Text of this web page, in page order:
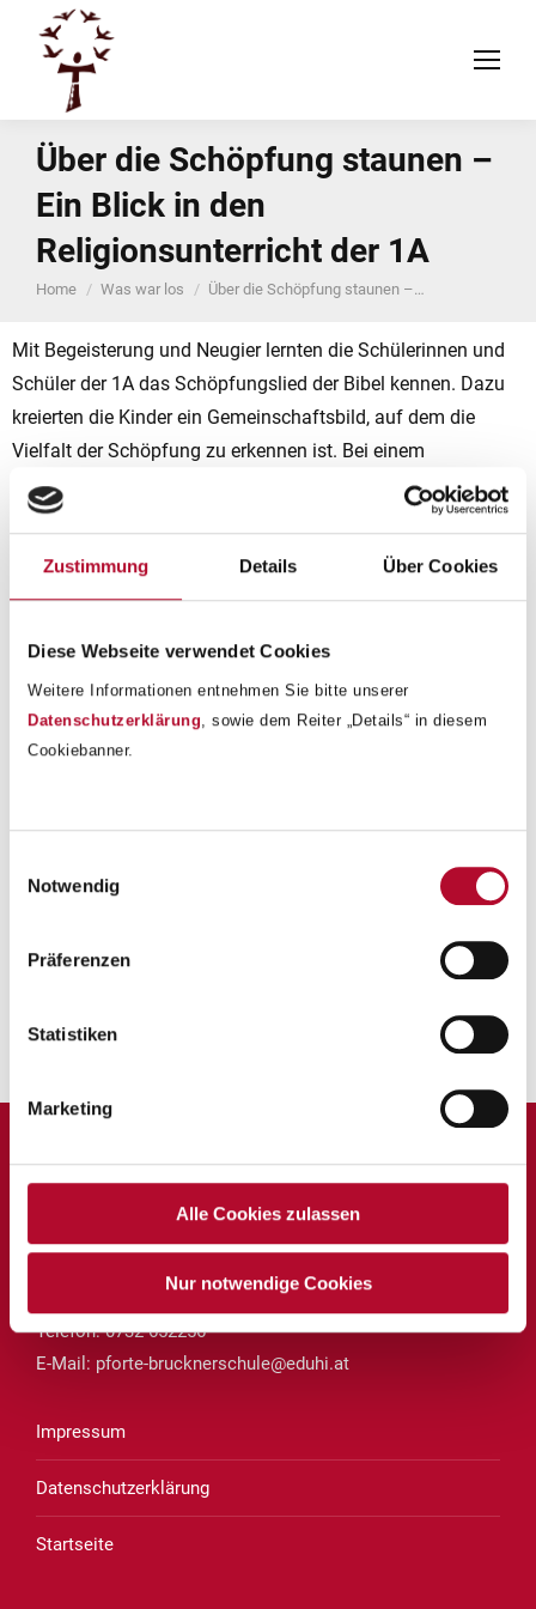
Zustimmung Details Über Cookies
Diese Webseite verwendet Cookies
Weitere Informationen entnehmen Sie bitte unserer
Datenschutzerklärung , sowie dem Reiter „Details“ in diesem
Cookiebanner.
Notwendig
Präferenzen
Statistiken
Marketing
Alle Cookies zulassen
Nur notwendige Cookies
Über die Schöpfung staunen –
Ein Blick in den
Religionsunterricht der 1A
You are here:
Home Was war los Über die Schöpfung staunen –…
Mit Begeisterung und Neugier lernten die Schülerinnen und
Schüler der 1A das Schöpfungslied der Bibel kennen. Dazu
kreierten die Kinder ein Gemeinschaftsbild, auf dem die
Vielfalt der Schöpfung zu erkennen ist. Bei einem
Feierelement im Sitzkreis überlegten die Kinder, wofür sie
Gott dankbar sind. Zusammengestellt wurden diese
Unterrichtseinheiten von einer Studierenden im
Bachelorpraktikum für Religion in der Primarstufe.
Zurück zur Übersicht
Private Volksschule und Mittelschule Linz
des Vereins für Franziskanische Bildung
Brucknerstraße 8
Telefon:0732 652256
E-Mail: pforte-brucknerschule@eduhi.at
Impressum
Datenschutzerklärung
Startseite